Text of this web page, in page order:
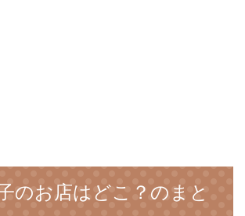
のお店はどこ？のまと